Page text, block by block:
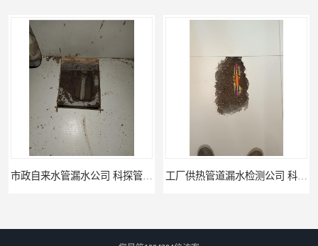
公司仪器测漏电话 科探管道工程